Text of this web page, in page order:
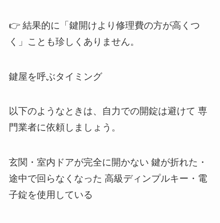
👉 結果的に「鍵開けより修理費の方が高くつ
く」ことも珍しくありません。
鍵屋を呼ぶタイミング
以下のようなときは、自力での開錠は避けて 専
門業者に依頼しましょう。
玄関・室内ドアが完全に開かない 鍵が折れた・
途中で回らなくなった 高級ディンプルキー・電
子錠を使用している